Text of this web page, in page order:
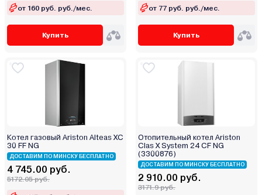
Кировский завод
Китай
Лемакс
НМК
ООО "БелКомин"
Очаг
Ратон
от 160 руб. руб./мес.
Купить
от 77 руб. руб./мес.
Купить
Котел газовый Ariston Alteas XC
30 FF NG
ДОСТАВИМ ПО МИНСКУ БЕСПЛАТНО
4 745.00 руб.
5172.05 руб.
Отопительный котел Ariston
Clas X System 24 CF NG
(3300876)
ДОСТАВИМ ПО МИНСКУ БЕСПЛАТНО
2 910.00 руб.
3171.9 руб.